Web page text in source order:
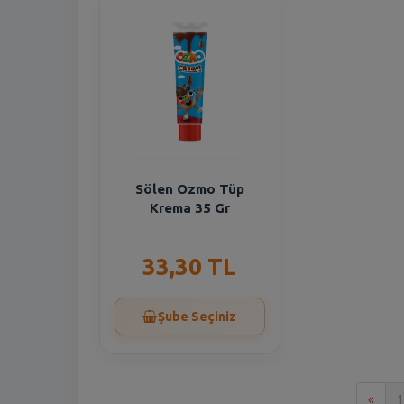
Sölen Ozmo Tüp
Krema 35 Gr
33,30 TL
Şube Seçiniz
« 1